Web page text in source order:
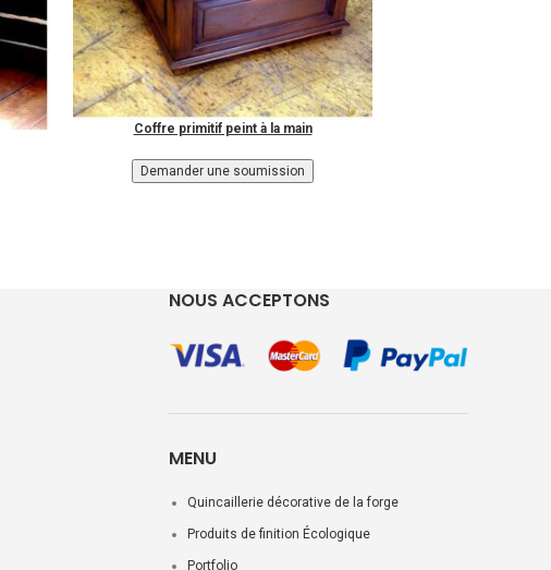
Coffre primitif peint à la main
NOUS ACCEPTONS
MENU
Quincaillerie décorative de la forge
Produits de finition Écologique
Portfolio